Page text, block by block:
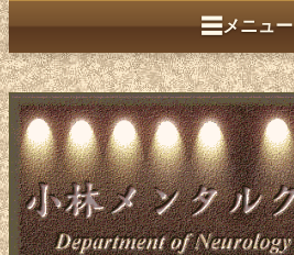
☰メニュー